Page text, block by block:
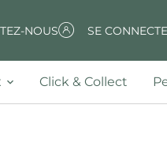
NOUS SE
Click & Collect